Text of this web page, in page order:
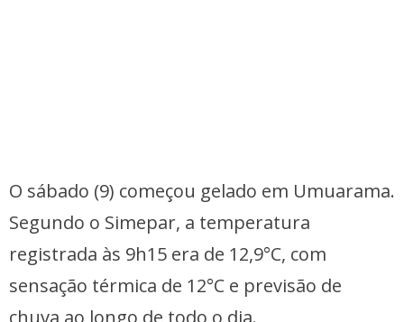
O sábado (9) começou gelado em Umuarama.
Segundo o Simepar, a temperatura
registrada às 9h15 era de 12,9°C, com
sensação térmica de 12°C e previsão de